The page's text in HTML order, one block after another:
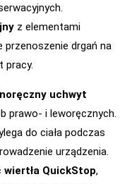
z elementami
przenoszenie drgań na
pracy.
uchwyt
prawo- i leworęcznych.
do ciała podczas
urządzenia.
wiertła QuickStop,